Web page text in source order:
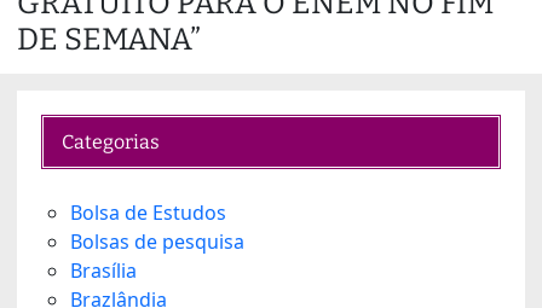
n
DE SEMANA”
Categorias
Bolsa de Estudos
Bolsas de pesquisa
Brasília
Brazlândia